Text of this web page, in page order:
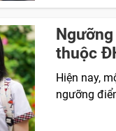
thuộc
Hiện nay,
ngưỡng